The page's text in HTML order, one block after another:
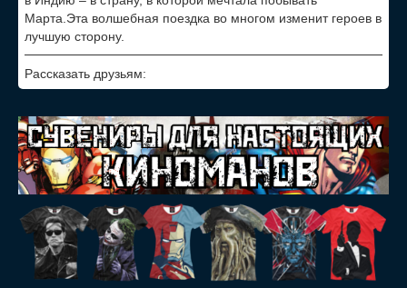
Марта.Эта волшебная поездка во многом изменит героев в
лучшую сторону.
Рассказать друзьям: